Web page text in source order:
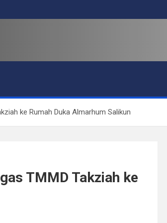
ke Rumah Duka Almarhum Salikun
TMMD Takziah ke